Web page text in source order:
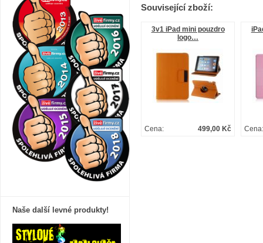
Související zboží:
3v1 iPad mini pouzdro
logo…
499,00 Kč
Cena:
Naše další levné produkty!